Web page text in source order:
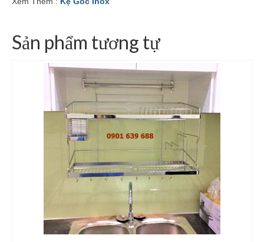
Sản phẩm tương tự